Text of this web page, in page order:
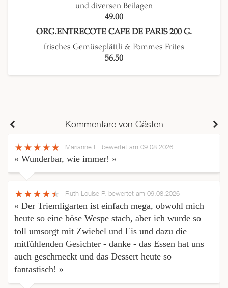
und diversen Beilagen
49.00
ORG.ENTRECOTE CAFE DE PARIS 200 G.
frisches Gemüseplättli & Pommes Frites
56.50
Kommentare von Gästen
Marianne E. bewertet am 09.08.2026
« Wunderbar, wie immer! »
Ruth Louise P. bewertet am 09.08.2026
« Der Triemligarten ist einfach mega, obwohl mich
heute so eine böse Wespe stach, aber ich wurde so
toll umsorgt mit Zwiebel und Eis und dazu die
mitfühlenden Gesichter - danke - das Essen hat uns
auch geschmeckt und das Dessert heute so
fantastisch! »